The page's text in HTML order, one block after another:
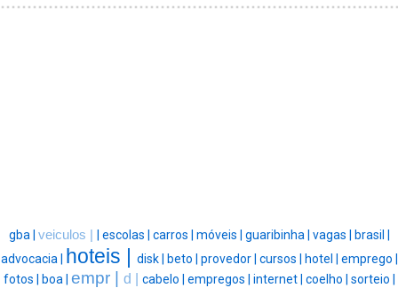
gba | veiculos | | escolas | carros | móveis | guaribinha | vagas | brasil |
advocacia | hoteis | disk | beto | provedor | cursos | hotel | emprego |
fotos | boa | empr | d | cabelo | empregos | internet | coelho | sorteio |